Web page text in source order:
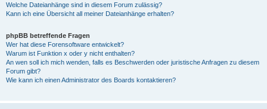
Welche Dateianhänge sind in diesem Forum zulässig?
Kann ich eine Übersicht all meiner Dateianhänge erhalten?
phpBB betreffende Fragen
Wer hat diese Forensoftware entwickelt?
Warum ist Funktion x oder y nicht enthalten?
An wen soll ich mich wenden, falls es Beschwerden oder juristische Anfragen zu diesem
Forum gibt?
Wie kann ich einen Administrator des Boards kontaktieren?